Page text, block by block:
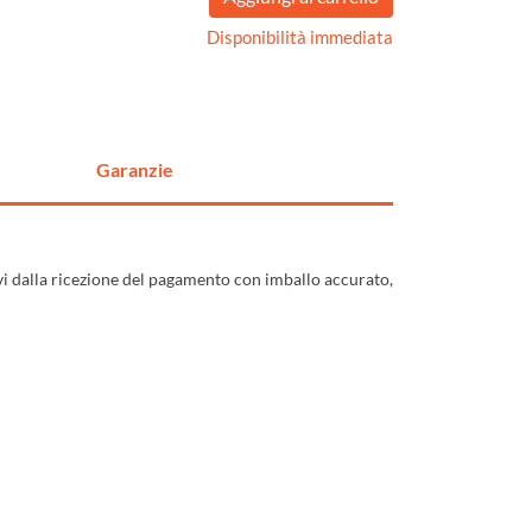
Disponibilità immediata
Garanzie
ricezione del pagamento con imballo accurato,